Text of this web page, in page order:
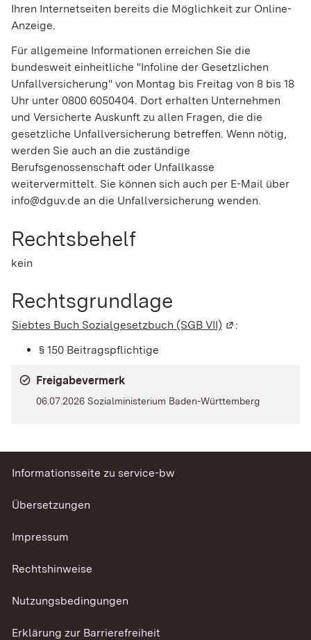
Ihren Internetseiten bereits die Möglichkeit zur Online-
Anzeige.
Für allgemeine Informationen erreichen Sie die
bundesweit einheitliche "Infoline der Gesetzlichen
Unfallversicherung" von Montag bis Freitag von 8 bis 18
Uhr unter 0800 6050404. Dort erhalten Unternehmen
und Versicherte Auskunft zu allen Fragen, die die
gesetzliche Unfallversicherung betreffen. Wenn nötig,
werden Sie auch an die zuständige
Berufsgenossenschaft oder Unfallkasse
weitervermittelt. Sie können sich auch per E-Mail über
info@dguv.de an die Unfallversicherung wenden.
Rechtsbehelf
kein
Rechtsgrundlage
Siebtes Buch Sozialgesetzbuch (SGB VII) (Wird in einem
:
§ 150 Beitragspflichtige
Freigabevermerk
06.07.2026 Sozialministerium Baden-Württemberg
Informationsseite zu service-bw
Übersetzungen
Impressum
Rechtshinweise
Nutzungsbedingungen
Erklärung zur Barrierefreiheit